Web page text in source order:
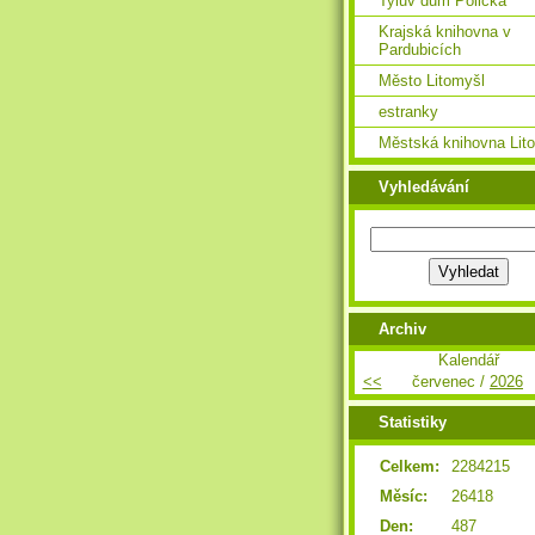
Krajská knihovna v
Pardubicích
Město Litomyšl
estranky
Městská knihovna
Vyhledávání
Archiv
Kalendář
<<
červenec / 2026
Statistiky
Celkem:
2284215
Měsíc:
26418
Den:
487